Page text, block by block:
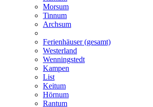
Morsum
Tinnum
Archsum
Ferienhäuser (gesamt)
Westerland
Wenningstedt
Kampen
List
Keitum
Hörnum
Rantum